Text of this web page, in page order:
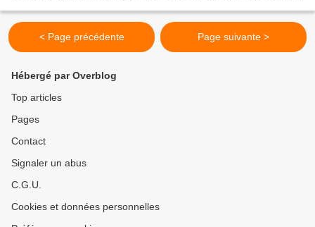
< Page précédente Page suivante >
Hébergé par Overblog
Top articles
Pages
Contact
Signaler un abus
C.G.U.
Cookies et données personnelles